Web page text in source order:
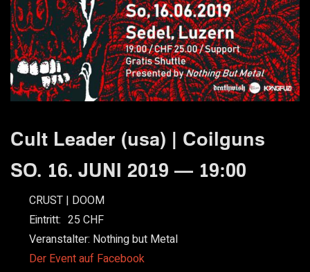
Cult Leader (usa) | Coilguns
SO. 16. JUNI 2019 — 19:00
CRUST | DOOM
Eintritt: 25
Veranstalter: Nothing but Metal
Der Event auf Facebook